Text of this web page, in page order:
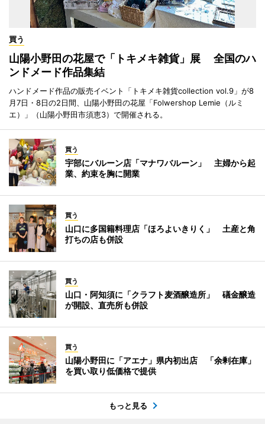
買う
山陽小野田の花屋で「トキメキ雑貨」展 全国のハ
ンドメード作品集結
ハンドメード作品の販売イベント「トキメキ雑貨collection vol.9」が8
月7日・8日の2日間、山陽小野田の花屋「Folwershop Lemie（ルミ
エ）」（山陽小野田市須恵3）で開催される。
買う
宇部にバルーン店「マナワバルーン」 主婦から起
業、約束を胸に開業
買う
山口に多国籍料理店「ほろよいきりく」 土産と角
打ちの店も併設
買う
山口・阿知須に「クラフト麦酒醸造所」 礒金醸造
が開設、直売所も併設
買う
山陽小野田に「アエナ」県内初出店 「余剰在庫」
を買い取り低価格で提供
もっと見る